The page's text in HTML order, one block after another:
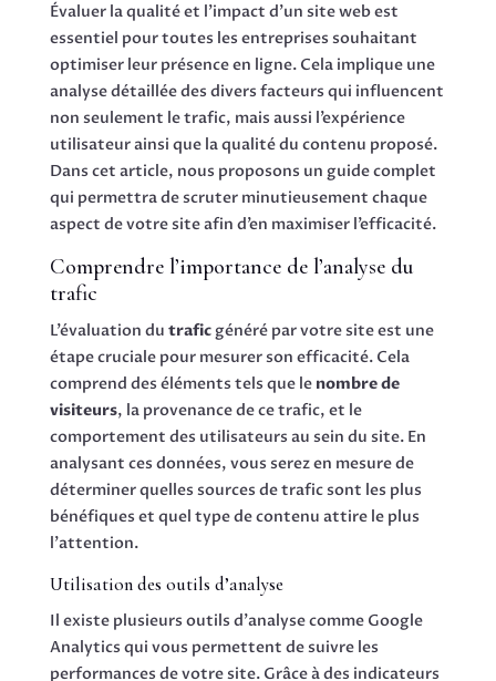
Évaluer la qualité et l’impact d’un site web est
essentiel pour toutes les entreprises souhaitant
optimiser leur présence en ligne. Cela implique une
analyse détaillée des divers facteurs qui influencent
non seulement le trafic, mais aussi l’expérience
utilisateur ainsi que la qualité du contenu proposé.
Dans cet article, nous proposons un guide complet
qui permettra de scruter minutieusement chaque
aspect de votre site afin d’en maximiser l’efficacité.
Comprendre l’importance de l’analyse du
trafic
L’évaluation du traficgénéré par votre site est une
étape cruciale pour mesurer son efficacité. Cela
comprend des éléments tels que le nombre de
visiteurs, la provenance de ce trafic, et le
comportement des utilisateurs au sein du site. En
analysant ces données, vous serez en mesure de
déterminer quelles sources de trafic sont les plus
bénéfiques et quel type de contenu attire le plus
l’attention.
Utilisation des outils d’analyse
Il existe plusieurs outils d’analyse comme Google
Analytics qui vous permettent de suivre les
performances de votre site. Grâce à des indicateurs